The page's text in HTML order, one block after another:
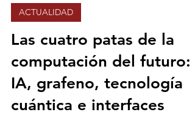
20 feb 2025
ACTUALIDAD
Las cuatro patas de la
computación del futuro:
IA, grafeno, tecnología